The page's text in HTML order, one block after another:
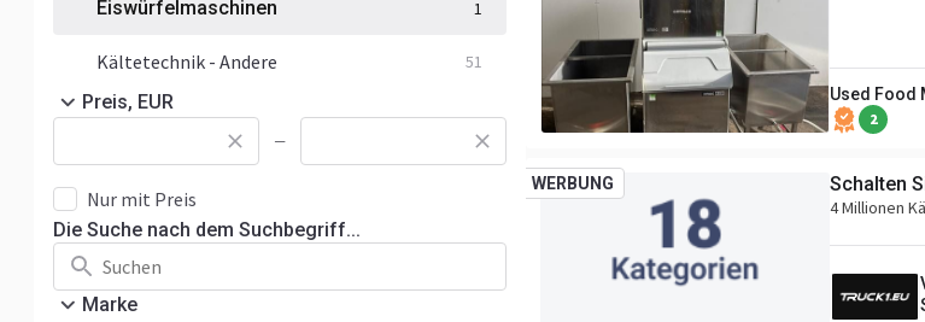
Eiswürfelmaschinen 1
Kältetechnik - Andere 51
Preis, EUR
—
Nur mit Preis
Die Suche nach dem Suchbegriff...
Marke
Used Food
2
WERBUNG Schalten
4 Millionen